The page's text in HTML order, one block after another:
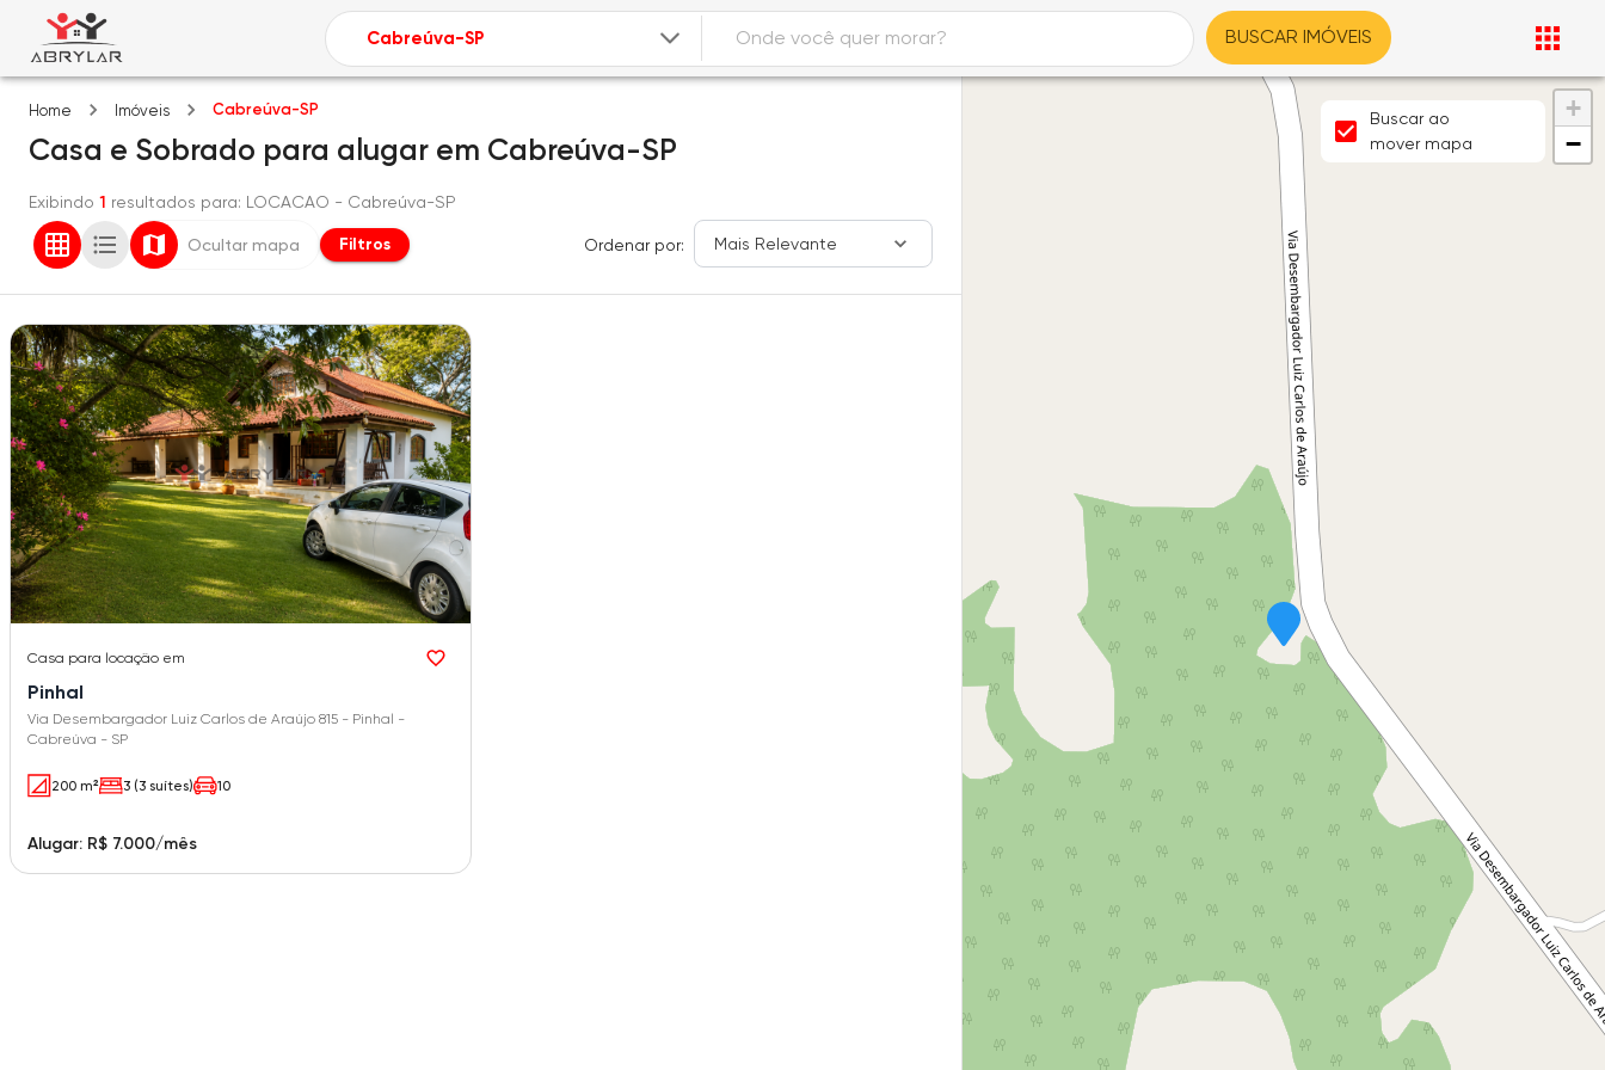
BUSCAR IMÓVEIS
Home Imóveis Cabreúva-SP
Casa e Sobrado para alugar em Cabreúva-SP
Exibindo 1 resultados para: LOCACAO - Cabreúva-SP
Ocultar mapa Filtros Ordenar por: Mais Relevante
Casa para locação em
Pinhal
Via Desembargador Luiz Carlos de Araújo 815 - Pinhal -
Cabreúva - SP
200 m² 3 (3 suítes) 10
Alugar: R$ 7.000/mês
+
−
Buscar ao
mover mapa